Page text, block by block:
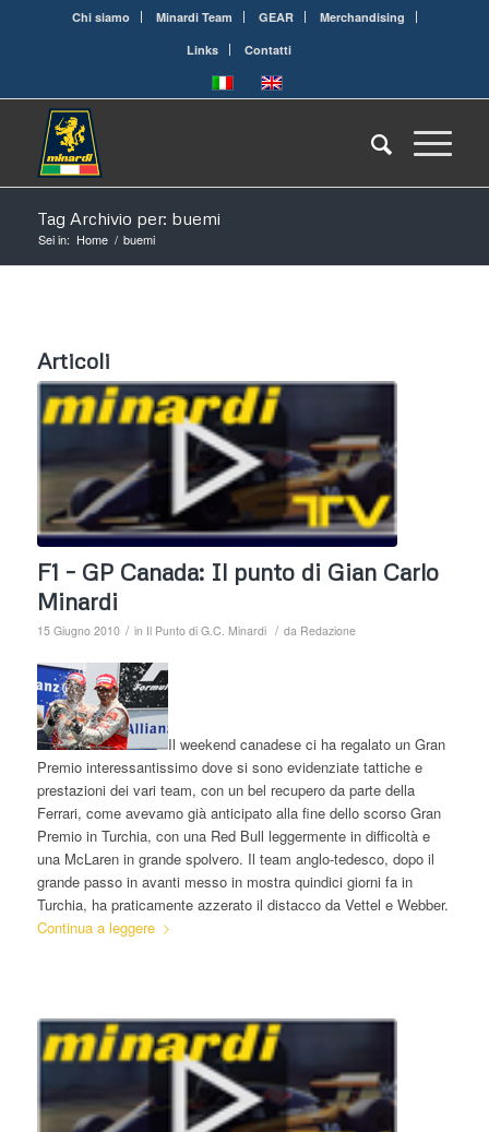
Chi siamo Minardi Team GEAR
Merchandising
Links
Contatti
Tag Archivio per: buemi
Sei in: Home / buemi
Articoli
F1 – GP Canada: Il punto di Gian Carlo
Minardi
15 Giugno 2010 / in Il Punto di G.C. Minardi / da Redazione
Il weekend canadese ci ha regalato un Gran
Premio interessantissimo dove si sono evidenziate tattiche e
prestazioni dei vari team, con un bel recupero da parte della
Ferrari, come avevamo già anticipato alla fine dello scorso Gran
Premio in Turchia, con una Red Bull leggermente in difficoltà e
una McLaren in grande spolvero. Il team anglo-tedesco, dopo il
grande passo in avanti messo in mostra quindici giorni fa in
Turchia, ha praticamente azzerato il distacco da Vettel e Webber.
Continua a leggere